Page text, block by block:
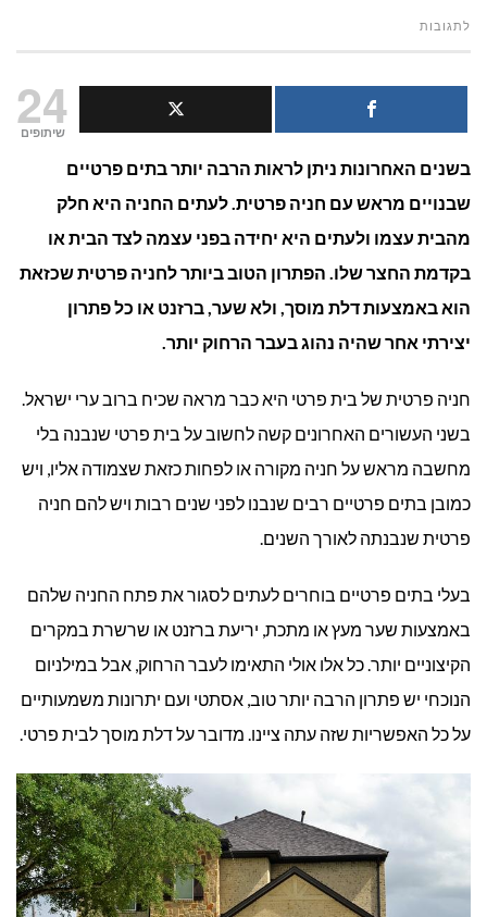
לתגובותעל
היתרונות
של
(GARAGE
?
24
שיתופים
בשנים האחרונות ניתן לראות הרבה יותר בתים פרטיים
שבנויים מראש עם חניה פרטית. לעתים החניה היא חלק
מהבית עצמו ולעתים היא יחידה בפני עצמה לצד הבית או
בקדמת החצר שלו. הפתרון הטוב ביותר לחניה פרטית שכזאת
הוא באמצעות דלת מוסך, ולא שער, ברזנט או כל פתרון
יצירתי אחר שהיה נהוג בעבר הרחוק יותר.
חניה פרטית של בית פרטי היא כבר מראה שכיח ברוב ערי ישראל.
בשני העשורים האחרונים קשה לחשוב על בית פרטי שנבנה בלי
מחשבה מראש על חניה מקורה או לפחות כזאת שצמודה אליו, ויש
כמובן בתים פרטיים רבים שנבנו לפני שנים רבות ויש להם חניה
פרטית שנבנתה לאורך השנים.
בעלי בתים פרטיים בוחרים לעתים לסגור את פתח החניה שלהם
באמצעות שער מעץ או מתכת, יריעת ברזנט או שרשרת במקרים
הקיצוניים יותר. כל אלו אולי התאימו לעבר הרחוק, אבל במילניום
הנוכחי יש פתרון הרבה יותר טוב, אסתטי ועם יתרונות משמעותיים
על כל האפשריות שזה עתה ציינו. מדובר על דלת מוסך לבית פרטי.